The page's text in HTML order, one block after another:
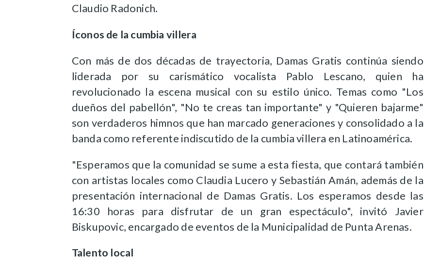
Claudio Radonich.
Íconos de la cumbia villera
Con más de dos décadas de trayectoria, Damas Gratis continúa siendo
liderada por su carismático vocalista Pablo Lescano, quien ha
revolucionado la escena musical con su estilo único. Temas como "Los
dueños del pabellón", "No te creas tan importante" y "Quieren bajarme"
son verdaderos himnos que han marcado generaciones y consolidado a la
banda como referente indiscutido de la cumbia villera en Latinoamérica.
"Esperamos que la comunidad se sume a esta fiesta, que contará también
con artistas locales como Claudia Lucero y Sebastián Amán, además de la
presentación internacional de Damas Gratis. Los esperamos desde las
16:30 horas para disfrutar de un gran espectáculo", invitó Javier
Biskupovic, encargado de eventos de la Municipalidad de Punta Arenas.
Talento local